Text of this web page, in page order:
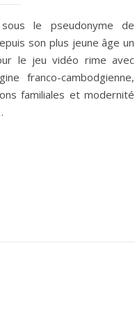
le pseudonyme de
son plus jeune âge un
le jeu vidéo rime avec
franco-cambodgienne,
familiales et modernité